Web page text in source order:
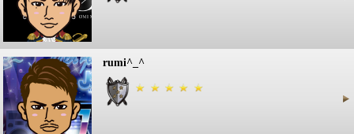
rumi^_^